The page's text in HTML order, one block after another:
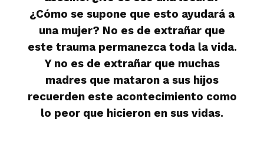
¿Cómo se supone que esto ayudará a
una mujer? No es de extrañar que
este trauma permanezca toda la vida.
Y no es de extrañar que muchas
madres que mataron a sus hijos
recuerden este acontecimiento como
lo peor que hicieron en sus vidas.